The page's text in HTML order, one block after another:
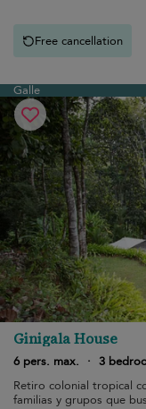
Free cancellation
Galle
Ginigala House
6 pers. max.
· 3
Retiro colonial tropical
familias y grupos que